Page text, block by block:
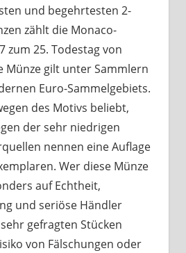
und begehrtesten 2-
zählt die Monaco-
zum 25. Todestag von
Münze gilt unter Sammlern
Euro-Sammelgebiets.
des Motivs beliebt,
der sehr niedrigen
nennen eine Auflage
Wer diese Münze
auf Echtheit,
und seriöse Händler
gefragten Stücken
von Fälschungen oder